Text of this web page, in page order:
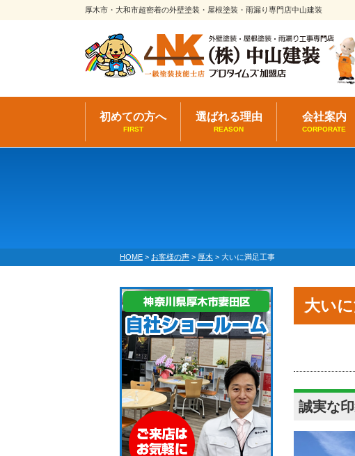
厚木市・大和市超密着の外壁塗装・屋根塗装・雨漏り専門店中山建装
初めての方へ
FIRST
選ばれる理由
REASON
会社案内
CORPORATE
HOME > お客様の声 > 厚木 > 大いに満足工事
大い
誠実な